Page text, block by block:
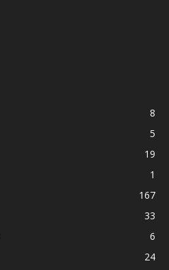
8
5
19
1
167
33
6
24